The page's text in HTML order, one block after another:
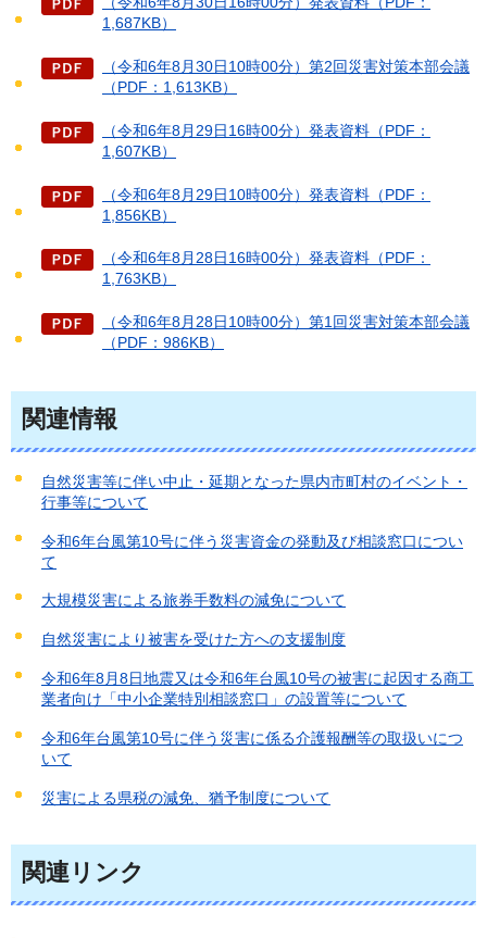
1,687KB）
（令和6年8月30日10時00分）第2回災害対策本部会議
（PDF：1,613KB）
（令和6年8月29日16時00分）発表資料（PDF：
1,607KB）
（令和6年8月29日10時00分）発表資料（PDF：
1,856KB）
（令和6年8月28日16時00分）発表資料（PDF：
1,763KB）
（令和6年8月28日10時00分）第1回災害対策本部会議
（PDF：986KB）
関連情報
自然災害等に伴い中止・延期となった県内市町村のイベント・
行事等について
令和6年台風第10号に伴う災害資金の発動及び相談窓口につい
て
大規模災害による旅券手数料の減免について
自然災害により被害を受けた方への支援制度
令和6年8月8日地震又は令和6年台風10号の被害に起因する商工
業者向け「中小企業特別相談窓口」の設置等について
令和6年台風第10号に伴う災害に係る介護報酬等の取扱いにつ
いて
災害による県税の減免、猶予制度について
関連リンク